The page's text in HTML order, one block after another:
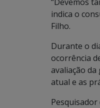
indica o
Filho.
Durante o
ocorrência
avaliação
atual e as